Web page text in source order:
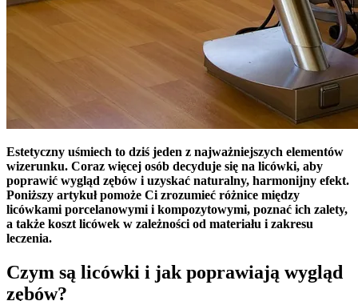
Estetyczny uśmiech to dziś jeden z najważniejszych elementów
wizerunku. Coraz więcej osób decyduje się na licówki, aby
poprawić wygląd zębów i uzyskać naturalny, harmonijny efekt.
Poniższy artykuł pomoże Ci zrozumieć różnice między
licówkami porcelanowymi i kompozytowymi, poznać ich zalety,
a także koszt licówek w zależności od materiału i zakresu
leczenia.
Czym są licówki i jak poprawiają wygląd
zębów?